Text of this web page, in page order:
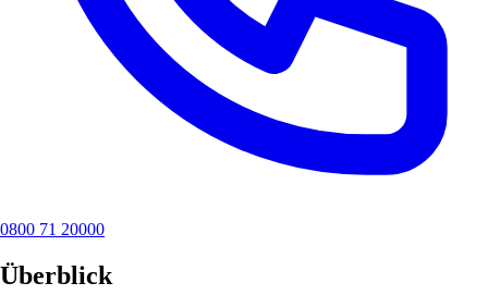
0800 71 20000
Überblick